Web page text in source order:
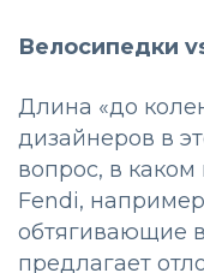
Велосипедки
Длина «до
дизайнеров в
вопрос, в
Fendi,
обтягивающие
предлагает